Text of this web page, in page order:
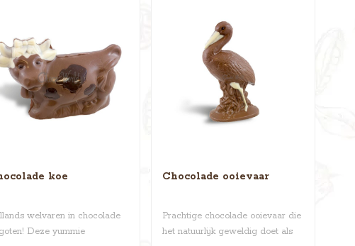
koe
welvaren in chocolade
Deze yummie
Chocolade ooievaar
Prachtige chocolade ooievaar die
het natuurlijk geweldig doet als